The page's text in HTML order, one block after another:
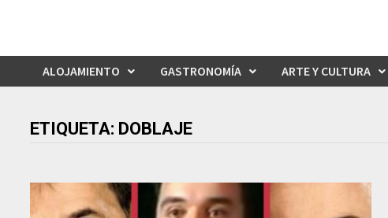
ALOJAMIENTO GASTRONOMÍA ARTE Y CULTURA
ETIQUETA: DOBLAJE